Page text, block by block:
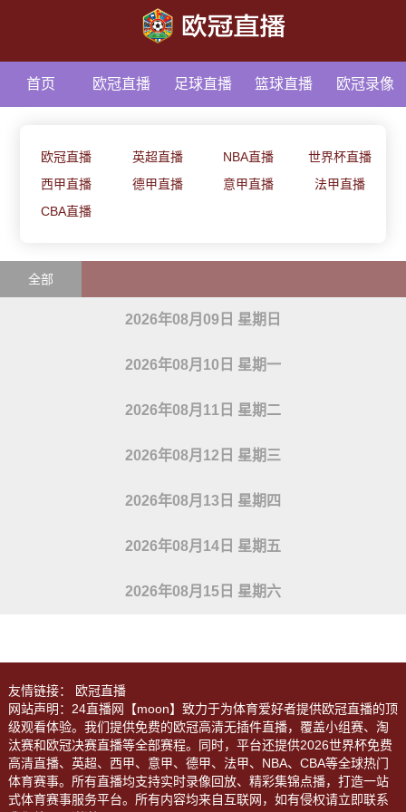
首页 欧冠直播 足球直播 篮球直播 欧冠录像
欧冠直播 英超直播 NBA直播
世界杯直播
西甲直播
德甲直播 意甲直播
法甲直播
CBA直播
全部
2026年08月09日 星期日
2026年08月10日 星期一
2026年08月11日 星期二
2026年08月12日 星期三
2026年08月13日 星期四
2026年08月14日 星期五
2026年08月15日 星期六
友情链接：
欧冠直播
网站声明：24直播网【moon】致力于为体育爱好者提供欧冠直播的顶
级观看体验。我们提供免费的欧冠高清无插件直播，覆盖小组赛、淘
汰赛和欧冠决赛直播等全部赛程。同时，平台还提供2026世界杯免费
高清直播、英超、西甲、意甲、德甲、法甲、NBA、CBA等全球热门
体育赛事。所有直播均支持实时录像回放、精彩集锦点播，打造一站
式体育赛事服务平台。所有内容均来自互联网，如有侵权请立即联系